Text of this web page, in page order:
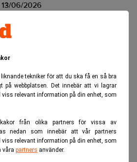
tekniker för att du ska få en så bra
på webbplatsen. Det innebär att vi lagrar
relevant information på din enhet, som
från olika partners för vissa av
nedan som innebär att vår partners
relevant information på din enhet, som
våra partners använder.
13/06/2026